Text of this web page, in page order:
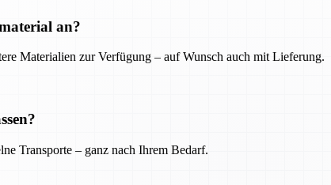
an?
Materialien zur Verfügung – auf Wunsch auch mit Lieferung.
Transporte – ganz nach Ihrem Bedarf.